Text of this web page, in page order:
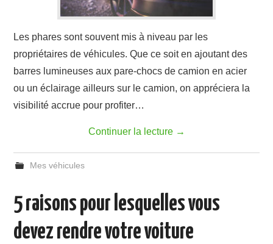
Les phares sont souvent mis à niveau par les
propriétaires de véhicules. Que ce soit en ajoutant des
barres lumineuses aux pare-chocs de camion en acier
ou un éclairage ailleurs sur le camion, on appréciera la
visibilité accrue pour profiter…
Continuer la lecture →
Mes véhicules
5 raisons pour lesquelles vous
devez rendre votre voiture